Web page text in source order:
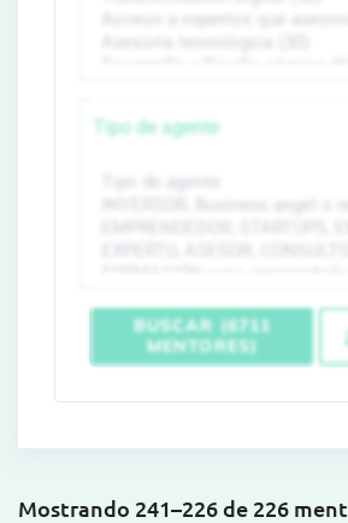
Tipo de agente
BUSCAR (6711
MENTORES)
Mostrando 241–226 de 226